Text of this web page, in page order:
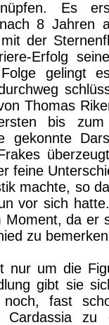
Es
8 Jahren
der
Erfolg
gelingt
Thomas
bis zum
feine
machte, so
vor sich
da er
zu
nur um die
gibt sie
fast
Cardassia zu